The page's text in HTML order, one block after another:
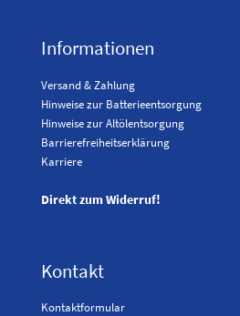
Informationen
Versand & Zahlung
Hinweise zur Batterieentsorgung
Hinweise zur Altölentsorgung
Barrierefreiheitserklärung
Karriere
Direkt zum Widerruf!
Kontakt
Kontaktformular